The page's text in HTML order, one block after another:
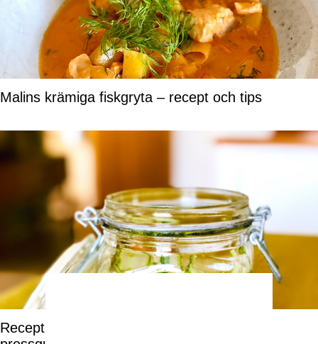
Malins krämiga fiskgryta – recept och tips
Recept på favorittillbehöret – inlagd gurka,